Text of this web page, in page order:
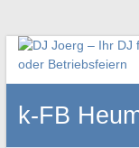
DJ Joerg
k-FB